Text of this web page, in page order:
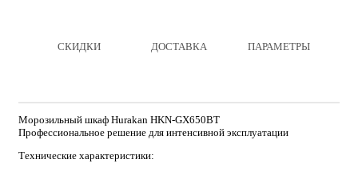
СКИДКИ ДОСТАВКА ПАРАМЕТРЫ
Морозильный шкаф Hurakan HKN-GX650BT
Профессиональное решение для интенсивной эксплуатации
Технические характеристики: